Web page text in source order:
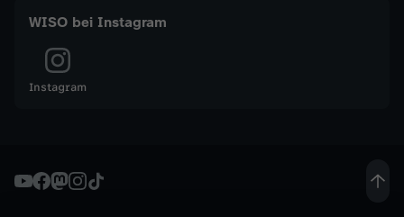
a
z
-
WISO bei Instagram
Instagram